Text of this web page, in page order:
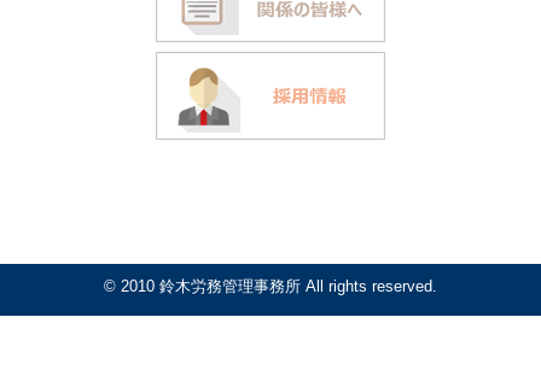
© 2010 鈴木労務管理事務所 All rights reserved.